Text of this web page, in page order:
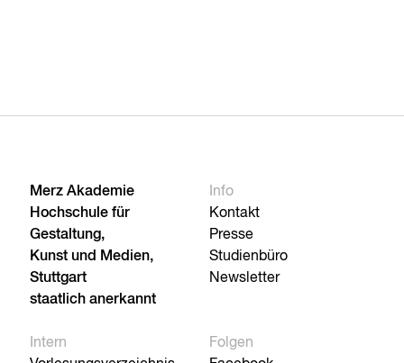
Merz Akademie
Hochschule für
Gestaltung,
Kunst und Medien,
Stuttgart
staatlich anerkannt
Info
Kontakt
Presse
Studienbüro
Newsletter
Intern
Folgen